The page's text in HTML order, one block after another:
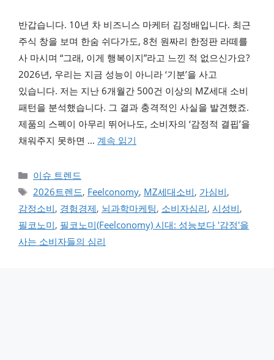
반갑습니다. 10년 차 비즈니스 마케터 김정배입니다. 최근
주식 창을 보며 한숨 쉬다가도, 8천 원짜리 한정판 라떼를
사 마시며 “그래, 이게 행복이지”라고 느낀 적 없으신가요?
2026년, 우리는 지금 성능이 아니라 ‘기분’을 사고
있습니다. 저는 지난 6개월간 500건 이상의 MZ세대 소비
패턴을 분석했습니다. 그 결과 충격적인 사실을 발견했죠.
제품의 스펙이 아무리 뛰어나도, 소비자의 ‘감정적 결핍’을
채워주지 못하면 … 계속 읽기
카테고리
이슈 트렌드
태그
2026트렌드, Feelconomy, MZ세대소비, 가심비,
감정소비, 경험경제, 뇌과학마케팅, 소비자심리, 시성비,
필코노미, 필코노미(Feelconomy) 시대: 성능보다 '감정'을
사는 소비자들의 심리